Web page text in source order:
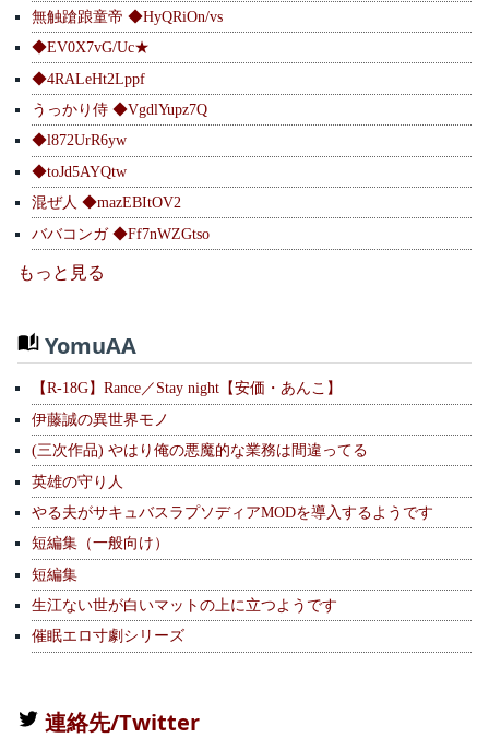
無触蹌踉童帝 ◆HyQRiOn/vs
◆EV0X7vG/Uc★
◆4RALeHt2Lppf
うっかり侍 ◆VgdlYupz7Q
◆l872UrR6yw
◆toJd5AYQtw
混ぜ人 ◆mazEBItOV2
ババコンガ ◆Ff7nWZGtso
もっと見る
YomuAA
【R-18G】Rance／Stay night【安価・あんこ】
伊藤誠の異世界モノ
(三次作品) やはり俺の悪魔的な業務は間違ってる
英雄の守り人
やる夫がサキュバスラプソディアMODを導入するようです
短編集（一般向け）
短編集
生江ない世が白いマットの上に立つようです
催眠エロ寸劇シリーズ
連絡先/Twitter